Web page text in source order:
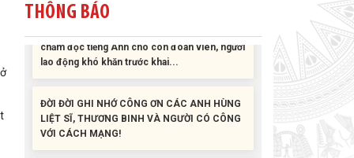
THÔNG BÁO
chấm đọc tiếng Anh cho con đoàn viên, người
ĐỜI ĐỜI GHI NHỚ CÔNG ƠN CÁC ANH HÙNG
VỚI CÁCH MẠNG!
Công đoàn phường Tuy Hòa tổ chức chuỗi